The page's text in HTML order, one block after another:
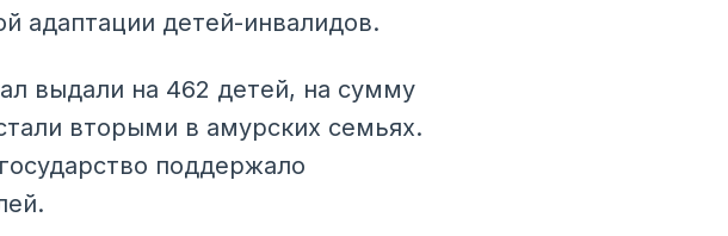
адаптации детей-инвалидов.
выдали на 462 детей, на сумму
вторыми в амурских семьях.
поддержало